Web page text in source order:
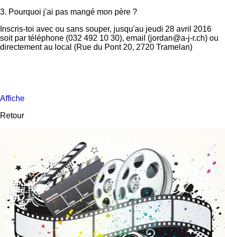
3. Pourquoi j'ai pas mangé mon père ?
Inscris-toi avec ou sans souper, jusqu'au jeudi 28 avril 2016
soit par téléphone (032 492 10 30), email (jordan@a-j-r.ch) ou
directement au local (Rue du Pont 20, 2720 Tramelan)
Affiche
Retour